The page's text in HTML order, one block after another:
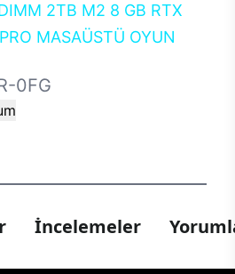
2TB M2 8 GB RTX
MASAÜSTÜ OYUN
0FG
İncelemeler